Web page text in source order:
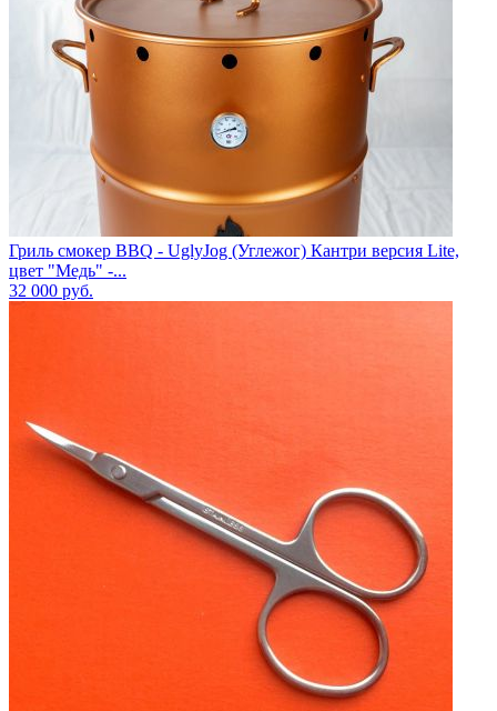
Гриль смокер BBQ - UglyJog (Углежог) Кантри версия Lite,
цвет "Медь" -...
32 000 руб.